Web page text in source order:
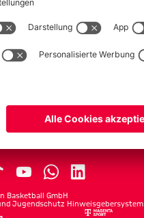
Basketball GmbH
Jugendschutz Hinweisgebersystem